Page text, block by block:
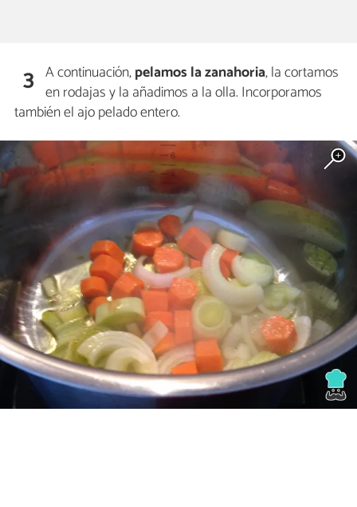
3 A continuación,pelamos la zanahoria, la cortamos
en rodajas y la añadimos a la olla. Incorporamos
también el ajo pelado entero.